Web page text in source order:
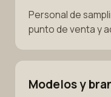
Personal de
punto de venta y
Modelos y